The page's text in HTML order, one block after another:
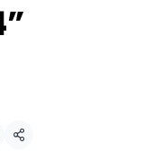
แชร์